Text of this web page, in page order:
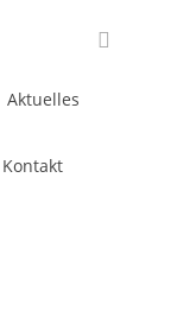
Aktuelles
Kontakt
»